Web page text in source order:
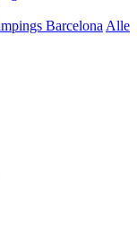
Barcelona Alle